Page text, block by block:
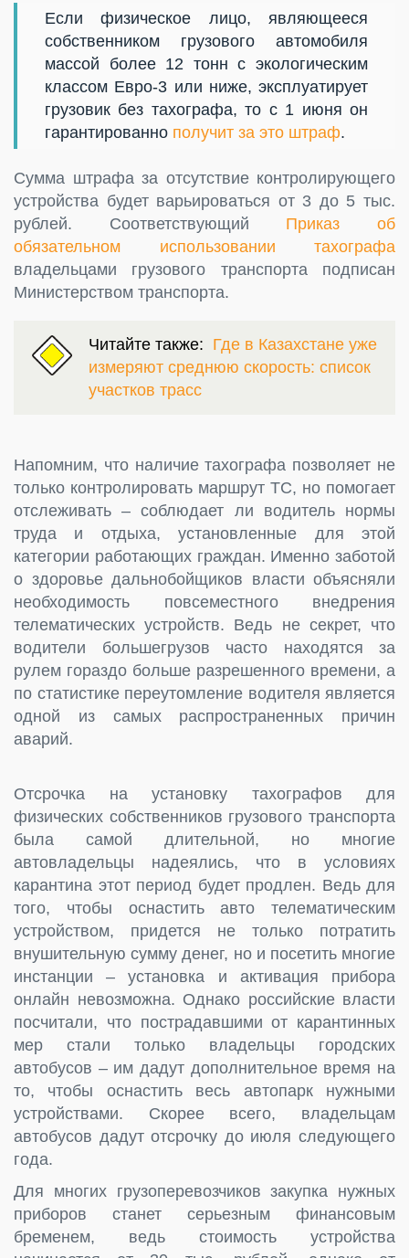
Если физическое лицо, являющееся
собственником грузового автомобиля
массой более 12 тонн с экологическим
классом Евро-3 или ниже, эксплуатирует
грузовик без тахографа, то с 1 июня он
гарантированно получит за это штраф.
Сумма штрафа за отсутствие контролирующего
устройства будет варьироваться от 3 до 5 тыс.
рублей. Соответствующий Приказ об
обязательном использовании тахографа
владельцами грузового транспорта подписан
Министерством транспорта.
Читайте также: Где в Казахстане уже
измеряют среднюю скорость: список
участков трасс
Напомним, что наличие тахографа позволяет не
только контролировать маршрут ТС, но помогает
отслеживать – соблюдает ли водитель нормы
труда и отдыха, установленные для этой
категории работающих граждан. Именно заботой
о здоровье дальнобойщиков власти объясняли
необходимость повсеместного внедрения
телематических устройств. Ведь не секрет, что
водители большегрузов часто находятся за
рулем гораздо больше разрешенного времени, а
по статистике переутомление водителя является
одной из самых распространенных причин
аварий.
Отсрочка на установку тахографов для
физических собственников грузового транспорта
была самой длительной, но многие
автовладельцы надеялись, что в условиях
карантина этот период будет продлен. Ведь для
того, чтобы оснастить авто телематическим
устройством, придется не только потратить
внушительную сумму денег, но и посетить многие
инстанции – установка и активация прибора
онлайн невозможна. Однако российские власти
посчитали, что пострадавшими от карантинных
мер стали только владельцы городских
автобусов – им дадут дополнительное время на
то, чтобы оснастить весь автопарк нужными
устройствами. Скорее всего, владельцам
автобусов дадут отсрочку до июля следующего
года.
Для многих грузоперевозчиков закупка нужных
приборов станет серьезным финансовым
бременем, ведь стоимость устройства